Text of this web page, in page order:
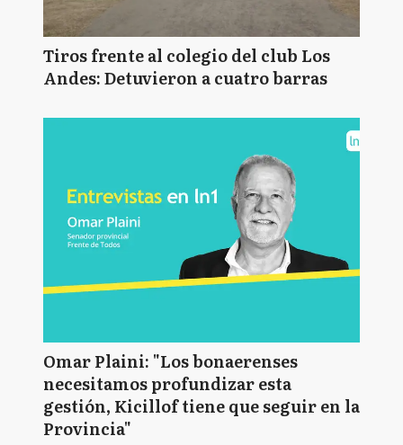
Tiros frente al colegio del club Los
Andes: Detuvieron a cuatro barras
Omar Plaini: "Los bonaerenses
necesitamos profundizar esta
gestión, Kicillof tiene que seguir en la
Provincia"